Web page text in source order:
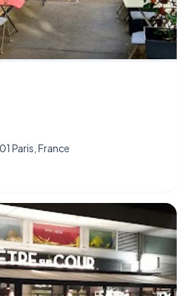
Paris, France